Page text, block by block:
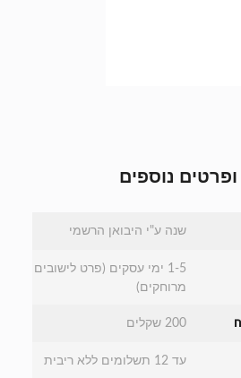
נוספים
שנה ע"י היבואן הרשמי
1-5 ימי עסקים (פרט לישובים
מרוחקים)
200 שקלים
עד 12 תשלומים ללא ריבית